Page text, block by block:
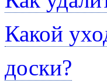
Какой
доски?